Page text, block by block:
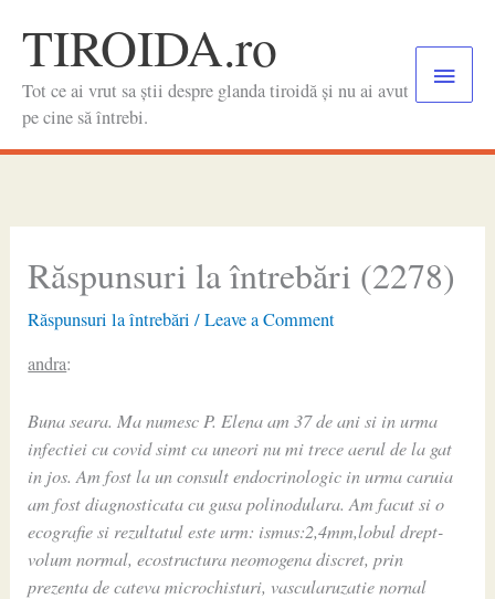
contentTIROIDA.ro
Tot ce ai vrut sa știi despre glanda tiroidă și nu ai avut
pe cine să întrebi.
Main
Răspunsuri la întrebări (2278)
Răspunsuri la întrebări /Leave a Comment
andra:
Buna seara. Ma numesc P. Elena am 37 de ani si in urma
infectiei cu covid simt ca uneori nu mi trece aerul de la gat
in jos. Am fost la un consult endocrinologic in urma caruia
am fost diagnosticata cu gusa polinodulara. Am facut si o
ecografie si rezultatul este urm: ismus:2,4mm,lobul drept-
volum normal, ecostructura neomogena discret, prin
prezenta de cateva microchisturi, vascularuzatie nornal